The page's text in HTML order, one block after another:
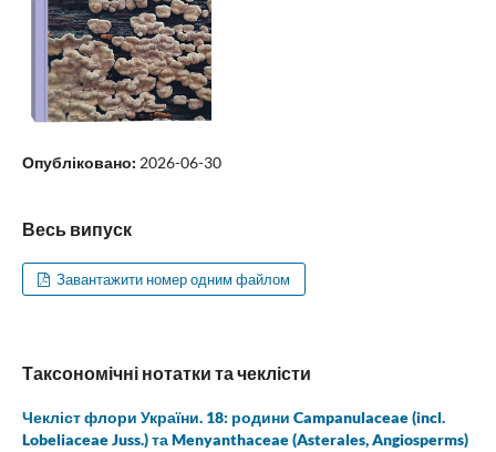
Опубліковано: 2026-06-30
Весь випуск
Завантажити номер одним файлом
Таксономічні нотатки та чеклісти
Чекліст флори України. 18: родини Campanulaceae (incl.
Lobeliaceae Juss.) та Menyanthaceae (Asterales, Angiosperms)